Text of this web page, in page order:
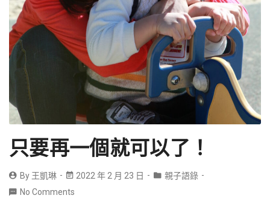
只要再一個就可以了！
By 王凱琳 2022 年 2 月 23 日
親子語錄
No Comments